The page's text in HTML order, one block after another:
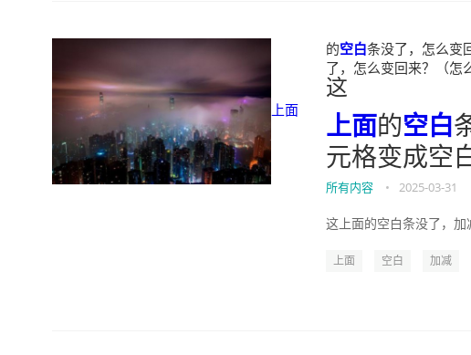
上面
的空白条没了，怎么变
了，怎么变回来？（
这
上面的空白
元格变成空
所有内容 • 2025-03-31
这上面的空白条没了，加
上面 空白 加减